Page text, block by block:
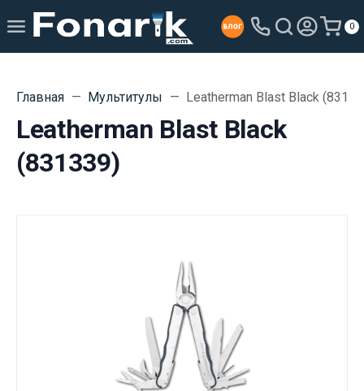
0
Главная Мультитулы Leatherman Blast Black
Leatherman Blast Black
(831339)